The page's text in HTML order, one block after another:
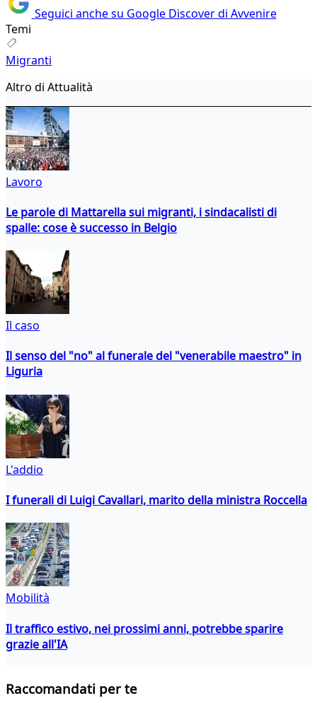
Seguici anche su Google Discover di Avvenire
Temi
Migranti
Altro di Attualità
Lavoro
Le parole di Mattarella sui migranti, i sindacalisti di
spalle: cose è successo in Belgio
Il caso
Il senso del "no" al funerale del "venerabile maestro" in
Liguria
L'addio
I funerali di Luigi Cavallari, marito della ministra Roccella
Mobilità
Il traffico estivo, nei prossimi anni, potrebbe sparire
grazie all'IA
Raccomandati per te